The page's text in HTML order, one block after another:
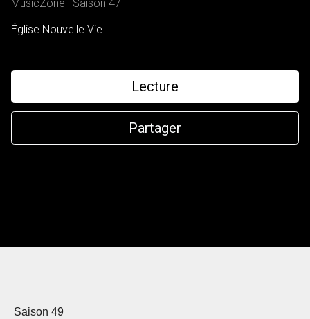
MusicZone | Saison 47
Église Nouvelle Vie
Lecture
Partager
Saison 49